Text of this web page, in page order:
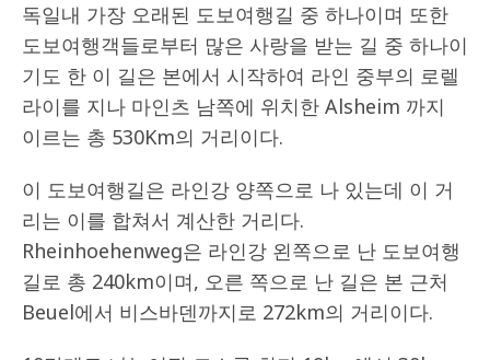
독일내 가장 오래된 도보여행길 중 하나이며 또한
도보여행객들로부터 많은 사랑을 받는 길 중 하나이
기도 한 이 길은 본에서 시작하여 라인 중부의 로렐
라이를 지나 마인츠 남쪽에 위치한 Alsheim 까지
이르는 총 530Km의 거리이다.
이 도보여행길은 라인강 양쪽으로 나 있는데 이 거
리는 이를 합쳐서 계산한 거리다.
Rheinhoehenweg은 라인강 왼쪽으로 난 도보여행
길로 총 240km이며, 오른 쪽으로 난 길은 본 근처
Beuel에서 비스바덴까지로 272km의 거리이다.